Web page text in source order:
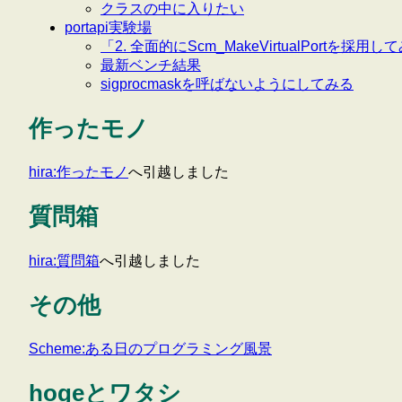
クラスの中に入りたい
portapi実験場
「2. 全面的にScm_MakeVirtualPortを採用し
最新ベンチ結果
sigprocmaskを呼ばないようにしてみる
作ったモノ
hira:作ったモノへ引越しました
質問箱
hira:質問箱へ引越しました
その他
Scheme:ある日のプログラミング風景
hogeとワタシ